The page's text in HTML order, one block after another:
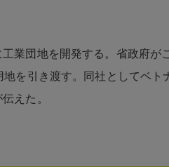
業団地を開発する。省政府が
を引き渡す。同社としてベト
えた。